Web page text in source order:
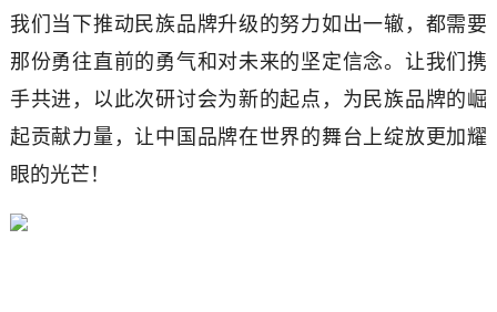
我们当下推动民族品牌升级的努力如出一辙，都需要
那份勇往直前的勇气和对未来的坚定信念。让我们携
手共进，以此次研讨会为新的起点，为民族品牌的崛
起贡献力量，让中国品牌在世界的舞台上绽放更加耀
眼的光芒！